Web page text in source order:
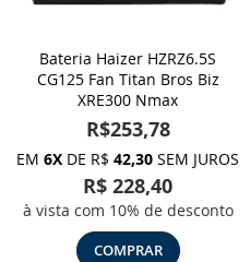
Bateria Haizer HZRZ6.5S
CG125 Fan Titan Bros Biz
XRE300 Nmax
R$253,78
EM6X DE R$42,30 SEM JUROS
R$ 228,40
à vista com 10% de desconto
COMPRAR